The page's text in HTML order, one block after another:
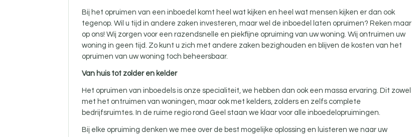
Bij het opruimen van een inboedel komt heel wat kijken en heel wat mensen kijken er dan ook
tegenop. Wil u tijd in andere zaken investeren, maar wel de inboedel laten opruimen? Reken maar
op ons! Wij zorgen voor een razendsnelle en piekfijne opruiming van uw woning. Wij ontruimen uw
woning in geen tijd. Zo kunt u zich met andere zaken bezighouden en blijven de kosten van het
opruimen van uw woning toch beheersbaar.
Van huis tot zolder en kelder
Het opruimen van inboedels is onze specialiteit, we hebben dan ook een massa ervaring. Dit zowel
met het ontruimen van woningen, maar ook met kelders, zolders en zelfs complete
bedrijfsruimtes. In de ruime regio rond Geel staan we klaar voor alle inboedelopruimingen.
Bij elke opruiming denken we mee over de best mogelijke oplossing en luisteren we naar uw